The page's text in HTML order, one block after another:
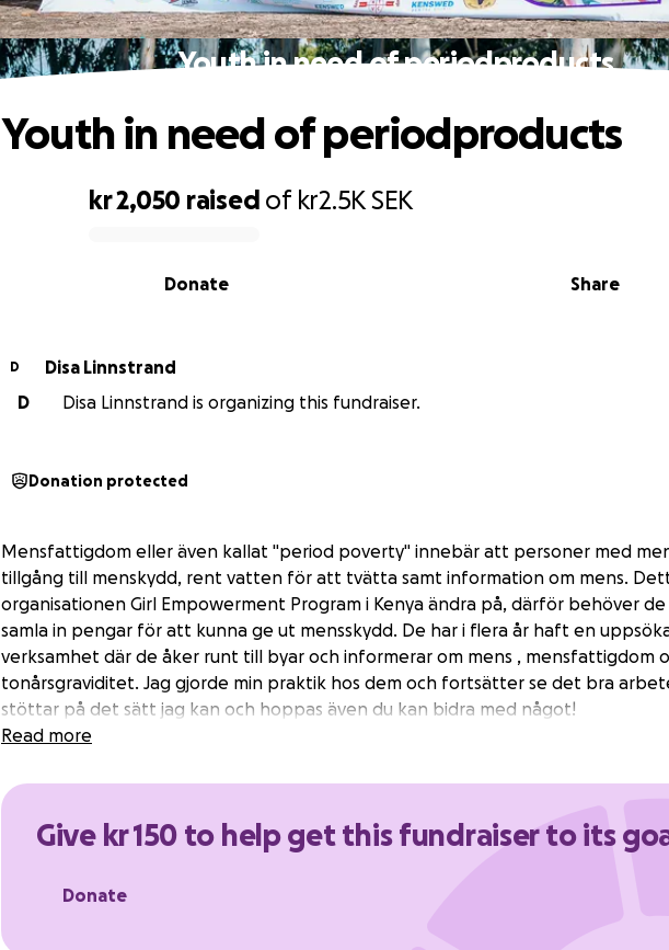
Youth in need of periodproducts
kr 2,050 raised of kr2.5KSEK
Share
Donate
Youth in need of periodproducts
D
Disa Linnstrand
D
Disa Linnstrand is organizing this fundraiser.
Donation protected
Mensfattigdom eller även kallat "period poverty" innebär att personer med
tillgång till menskydd, rent vatten för att tvätta samt information om mens.
organisationen Girl Empowerment Program i Kenya ändra på, därför behöver
samla in pengar för att kunna ge ut mensskydd. De har i flera år haft en
verksamhet där de åker runt till byar och informerar om mens , mensfattigdom
tonårsgraviditet. Jag gjorde min praktik hos dem och fortsätter se det bra
stöttar på det sätt jag kan och hoppas även du kan bidra med något!
Read more
Give kr 150 to help get this fundraiser to its
Donate